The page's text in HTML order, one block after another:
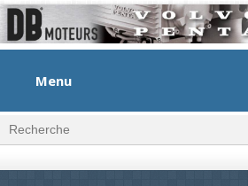
Menu
Formulaire de